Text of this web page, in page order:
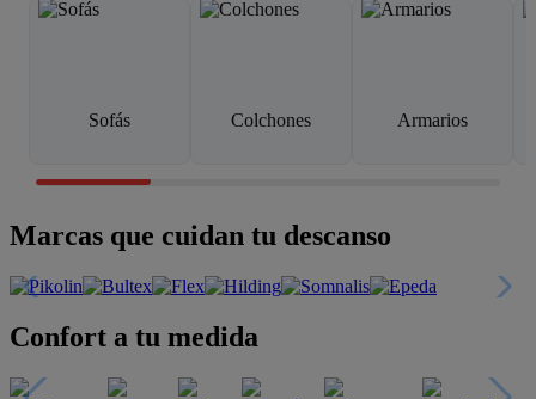
Sofás Colchones Armarios
Marcas que cuidan tu descanso
Confort a tu medida